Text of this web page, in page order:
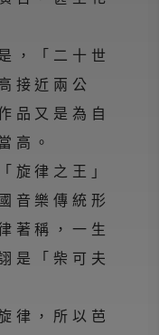
，「二十世
接近兩公
品又是為自
高。
旋律之王」
音樂傳統形
著稱，一生
是「柴可夫
律，所以芭